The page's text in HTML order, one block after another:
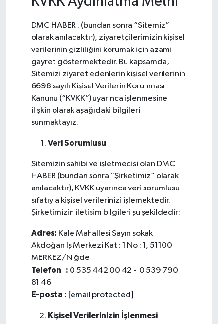
DMC HABER . (bundan sonra “Sitemiz”
olarak anılacaktır), ziyaretçilerimizin kişisel
verilerinin gizliliğini korumak için azami
gayret göstermektedir. Bu kapsamda,
Sitemizi ziyaret edenlerin kişisel verilerinin
6698 sayılı Kişisel Verilerin Korunması
Kanunu (“KVKK”) uyarınca işlenmesine
ilişkin olarak aşağıdaki bilgileri
sunmaktayız.
Veri Sorumlusu
Sitemizin sahibi ve işletmecisi olan DMC
HABER (bundan sonra “Şirketimiz” olarak
anılacaktır), KVKK uyarınca veri sorumlusu
sıfatıyla kişisel verilerinizi işlemektedir.
Şirketimizin iletişim bilgileri şu şekildedir:
Adres: Kale Mahallesi Sayın sokak
Akdoğan İş Merkezi Kat : 1 No : 1, 51100
MERKEZ/Niğde
Telefon : 0 535 442 00 42 - 0 539 790
81 46
E-posta : [email protected]
Kişisel Verilerinizin İşlenmesi
Eğitim
Teknoloji
Asayiş
Resmi İlan